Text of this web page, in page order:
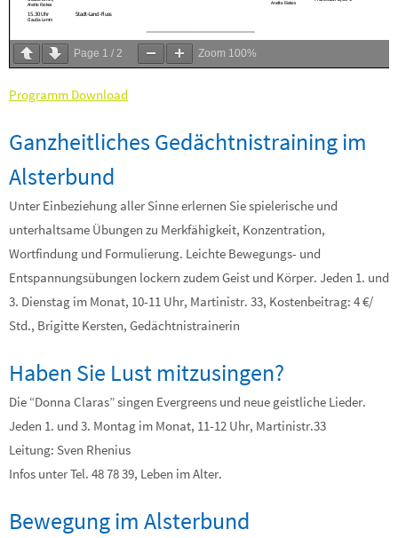
Page 1 / 2 Zoom 100%
Programm Download
Ganzheitliches Gedächtnistraining im
Alsterbund
Unter Einbeziehung aller Sinne erlernen Sie spielerische und
unterhaltsame Übungen zu Merkfähigkeit, Konzentration,
Wortfindung und Formulierung. Leichte Bewegungs- und
Entspannungsübungen lockern zudem Geist und Körper. Jeden 1. und
3. Dienstag im Monat, 10-11 Uhr, Martinistr. 33, Kostenbeitrag: 4 €/
Std., Brigitte Kersten, Gedächtnistrainerin
Haben Sie Lust mitzusingen?
Die “Donna Claras” singen Evergreens und neue geistliche Lieder.
Jeden 1. und 3. Montag im Monat, 11-12 Uhr, Martinistr.33
Leitung: Sven Rhenius
Infos unter Tel. 48 78 39, Leben im Alter.
Bewegung im Alsterbund